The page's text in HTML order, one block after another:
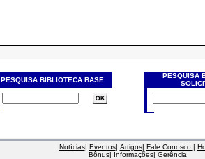
PESQUISA BIBLIOTECA BASE
PESQUISA
Notícias| Eventos| Artigos| Fale Conosco |
Bônus| Informações| Gerência